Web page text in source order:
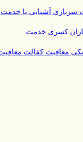
آشنایی با خدمت
کسری خدمت
معافیت کفالتمعافیت